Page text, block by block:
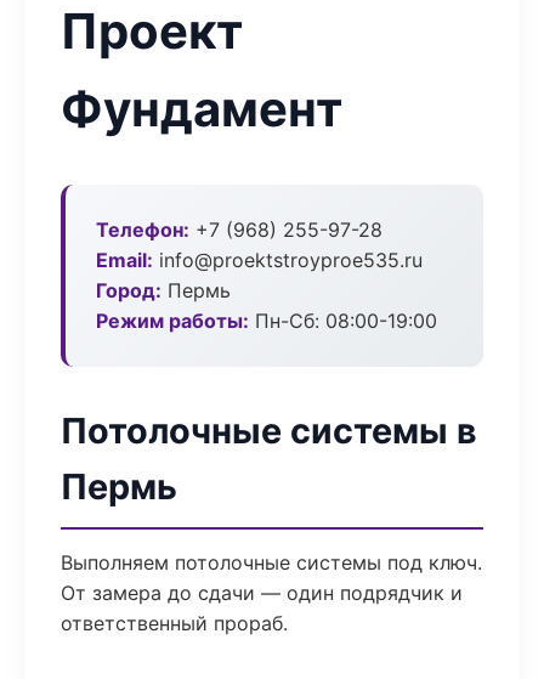
Проект
Фундамент
Телефон: +7 (968) 255-97-28
Email: info@proektstroyproe535.ru
Город: Пермь
Режим работы: Пн-Сб: 08:00-19:00
Потолочные системы в
Пермь
Выполняем потолочные системы под ключ.
От замера до сдачи — один подрядчик и
ответственный прораб.